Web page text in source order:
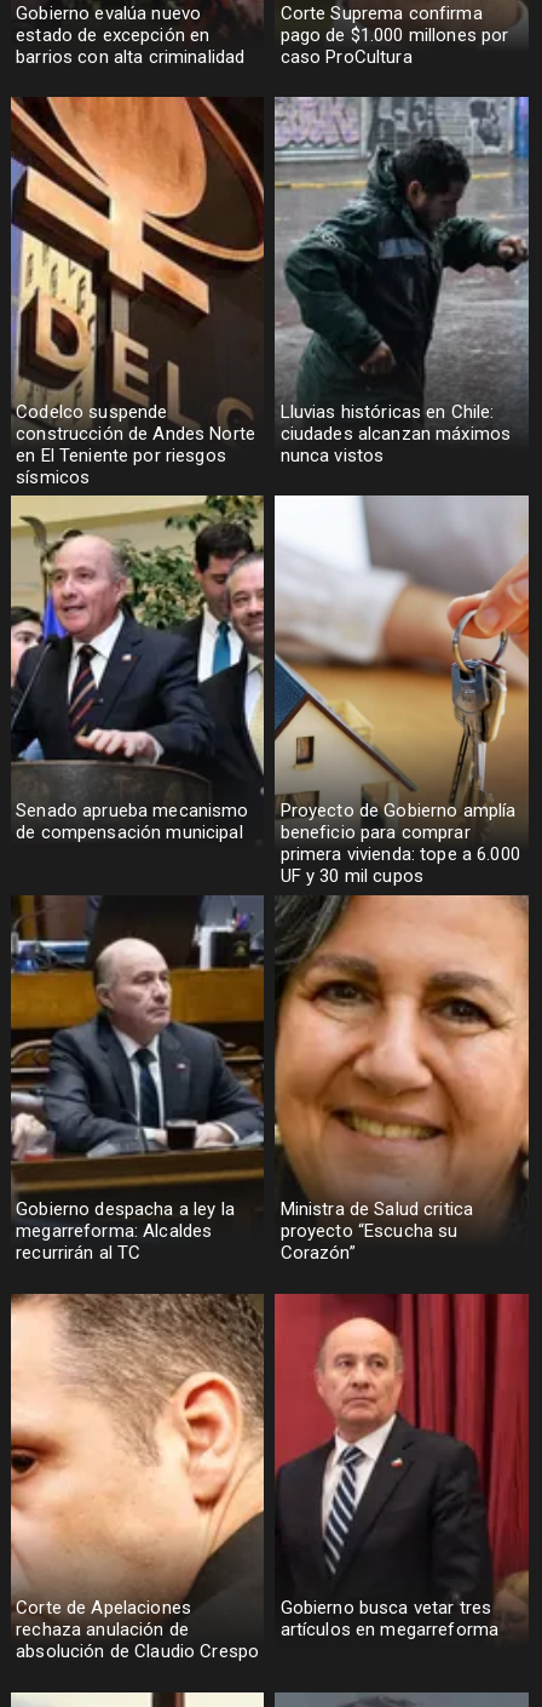
Gobierno evalúa nuevo
estado de excepción en
barrios con alta criminalidad
Corte Suprema confirma
pago de $1.000 millones por
caso ProCultura
Codelco suspende
construcción de Andes Norte
en El Teniente por riesgos
sísmicos
Lluvias históricas en Chile:
ciudades alcanzan máximos
nunca vistos
Senado aprueba mecanismo
de compensación municipal
Proyecto de Gobierno amplía
beneficio para comprar
primera vivienda: tope a 6.000
UF y 30 mil cupos
Gobierno despacha a ley la
megarreforma: Alcaldes
recurrirán al TC
Ministra de Salud critica
proyecto “Escucha su
Corazón”
Corte de Apelaciones
rechaza anulación de
absolución de Claudio Crespo
Gobierno busca vetar tres
artículos en megarreforma